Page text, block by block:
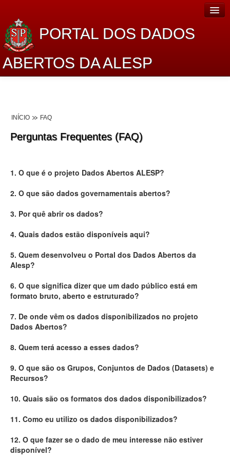
PORTAL DOS DADOS
ABERTOS DA ALESP
Lei de Acesso à Informação
Administração
Legislação
Perguntas frequentes
Contato
INÍCIO FAQ
Perguntas Frequentes (FAQ)
1. O que é o projeto Dados Abertos ALESP?
2. O que são dados governamentais abertos?
3. Por quê abrir os dados?
4. Quais dados estão disponíveis aqui?
5. Quem desenvolveu o Portal dos Dados Abertos da
Alesp?
6. O que significa dizer que um dado público está em
formato bruto, aberto e estruturado?
7. De onde vêm os dados disponibilizados no projeto
Dados Abertos?
8. Quem terá acesso a esses dados?
9. O que são os Grupos, Conjuntos de Dados (Datasets) e
Recursos?
10. Quais são os formatos dos dados disponibilizados?
11. Como eu utilizo os dados disponibilizados?
12. O que fazer se o dado de meu interesse não estiver
disponível?